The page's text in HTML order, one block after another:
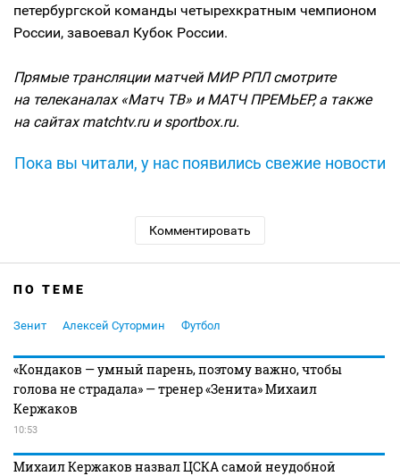
петербургской команды четырехкратным чемпионом
России, завоевал Кубок России.
Прямые трансляции матчей МИР РПЛ смотрите
на телеканалах «Матч ТВ» и МАТЧ ПРЕМЬЕР, а также
на сайтах matchtv.ru и sportbox.ru.
Пока вы читали, у нас появились свежие новости
Комментировать
ПО ТЕМЕ
Зенит Алексей Сутормин Футбол
«Кондаков — умный парень, поэтому важно, чтобы
голова не страдала» — тренер «Зенита» Михаил
Кержаков
10:53
Михаил Кержаков назвал ЦСКА самой неудобной